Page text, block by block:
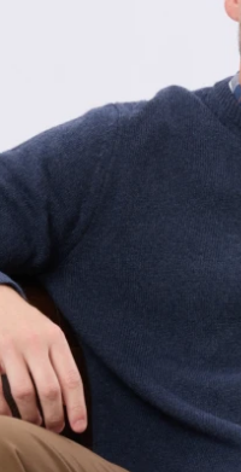
Envíos, cambios y devoluciones
Trabaja con nosotros